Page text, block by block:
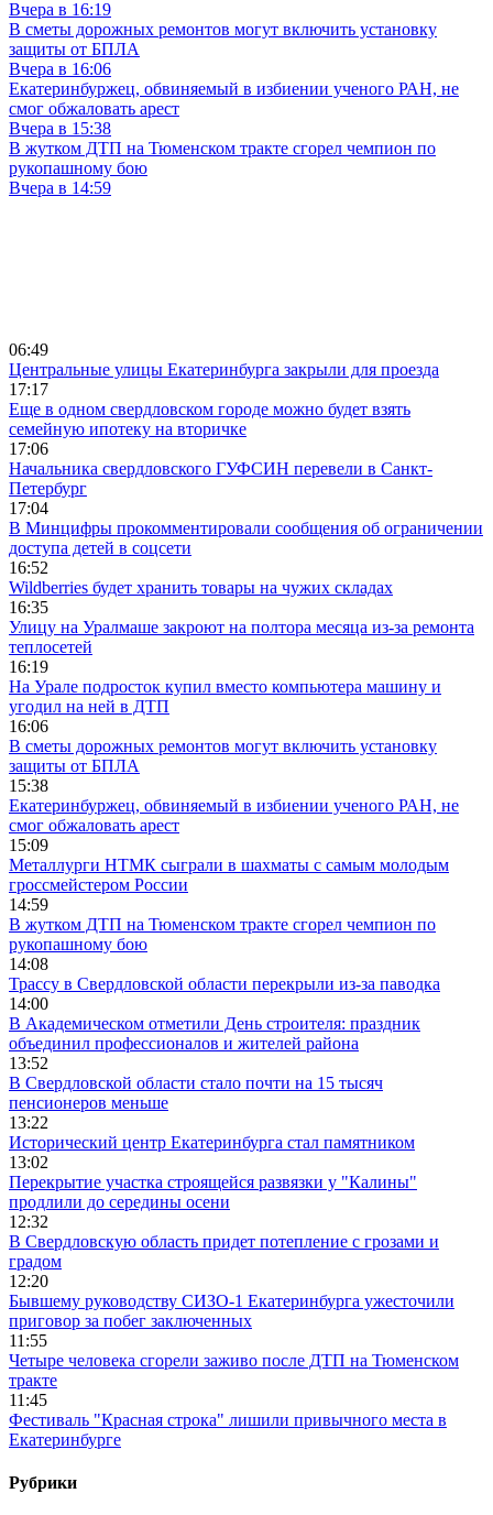
Вчера в 16:19
В сметы дорожных ремонтов могут включить установку
защиты от БПЛА
Вчера в 16:06
Екатеринбуржец, обвиняемый в избиении ученого РАН, не
смог обжаловать арест
Вчера в 15:38
В жутком ДТП на Тюменском тракте сгорел чемпион по
рукопашному бою
Вчера в 14:59
06:49
Центральные улицы Екатеринбурга закрыли для проезда
17:17
Еще в одном свердловском городе можно будет взять
семейную ипотеку на вторичке
17:06
Начальника свердловского ГУФСИН перевели в Санкт-
Петербург
17:04
В Минцифры прокомментировали сообщения об ограничении
доступа детей в соцсети
16:52
Wildberries будет хранить товары на чужих складах
16:35
Улицу на Уралмаше закроют на полтора месяца из-за ремонта
теплосетей
16:19
На Урале подросток купил вместо компьютера машину и
угодил на ней в ДТП
16:06
В сметы дорожных ремонтов могут включить установку
защиты от БПЛА
15:38
Екатеринбуржец, обвиняемый в избиении ученого РАН, не
смог обжаловать арест
15:09
Металлурги НТМК сыграли в шахматы с самым молодым
гроссмейстером России
14:59
В жутком ДТП на Тюменском тракте сгорел чемпион по
рукопашному бою
14:08
Трассу в Свердловской области перекрыли из-за паводка
14:00
В Академическом отметили День строителя: праздник
объединил профессионалов и жителей района
13:52
В Свердловской области стало почти на 15 тысяч
пенсионеров меньше
13:22
Исторический центр Екатеринбурга стал памятником
13:02
Перекрытие участка строящейся развязки у "Калины"
продлили до середины осени
12:32
В Свердловскую область придет потепление с грозами и
градом
12:20
Бывшему руководству СИЗО-1 Екатеринбурга ужесточили
приговор за побег заключенных
11:55
Четыре человека сгорели заживо после ДТП на Тюменском
тракте
11:45
Фестиваль "Красная строка" лишили привычного места в
Екатеринбурге
Рубрики